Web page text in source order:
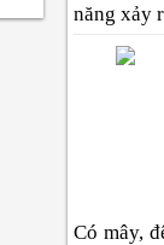
năng xảy
Có mây,